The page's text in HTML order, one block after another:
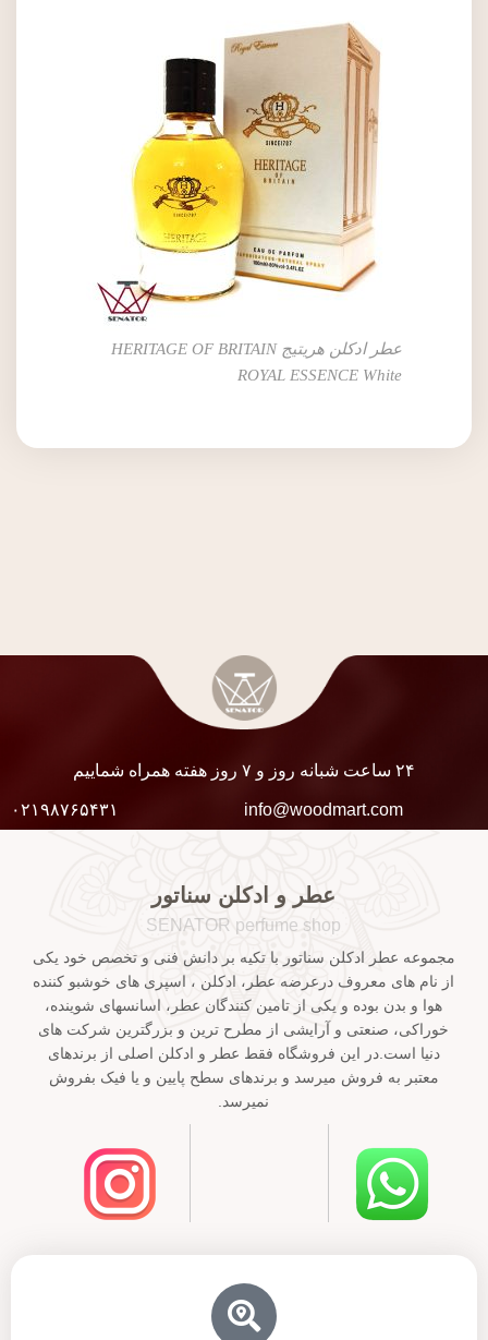
عطر ادکلن هریتیج HERITAGE OF BRITAIN
ROYAL ESSENCE White
۲۴ ساعت شبانه روز و ۷ روز هفته همراه شماییم
info@woodmart.com ۰۲۱۹۸۷۶۵۴۳۱
عطر و ادکلن سناتور
SENATOR perfume shop
مجموعه عطر ادکلن سناتور با تکیه بر دانش فنی و تخصص خود یکی
از نام های معروف درعرضه عطر، ادکلن ، اسپری های خوشبو کننده
هوا و بدن بوده و یکی از تامین کنندگان عطر، اسانسهای شوینده،
خوراکی، صنعتی و آرایشی از مطرح ترین و بزرگترین شرکت های
دنیا است.در این فروشگاه فقط عطر و ادکلن اصلی از برندهای
معتبر به فروش میرسد و برندهای سطح پایین و یا فیک بفروش
نمیرسد.